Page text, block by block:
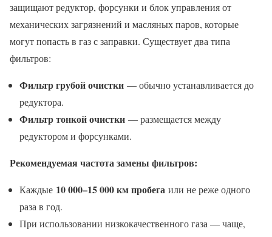
защищают редуктор, форсунки и блок управления от
механических загрязнений и масляных паров, которые
могут попасть в газ с заправки. Существует два типа
фильтров:
Фильтр грубой очистки — обычно устанавливается до
редуктора.
Фильтр тонкой очистки — размещается между
редуктором и форсунками.
Рекомендуемая частота замены фильтров:
Каждые 10 000–15 000 км пробега или не реже одного
раза в год.
При использовании низкокачественного газа — чаще,